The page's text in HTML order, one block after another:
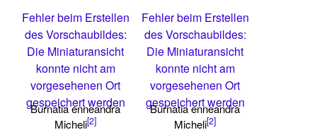
Fehler beim Erstellen
des Vorschaubildes:
Die Miniaturansicht
konnte nicht am
vorgesehenen Ort
gespeichert werden
Burnatia enneandra
Micheli[2]
Fehler beim Erstellen
des Vorschaubildes:
Die Miniaturansicht
konnte nicht am
vorgesehenen Ort
gespeichert werden
Burnatia enneandra
Micheli[2]